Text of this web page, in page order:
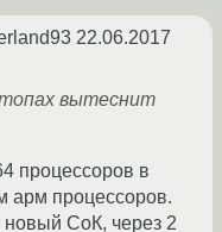
22.06.2017
вытеснит
процессоров в
арм процессоров.
новый СоК, через 2